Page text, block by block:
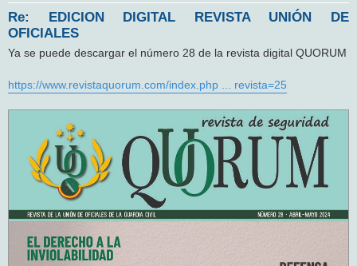
Re: EDICION DIGITAL REVISTA UNIÓN DE
OFICIALES
Ya se puede descargar el número 28 de la revista digital QUORUM
https://www.revistaquorum.com/index.php ... revista=25